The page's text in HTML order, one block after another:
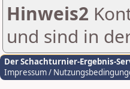
Hinweis2
und sind in
Der Schachturnier-Ergebnis-
Impressum /